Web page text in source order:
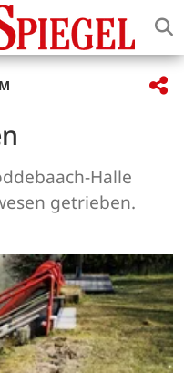
Halle
getrieben.